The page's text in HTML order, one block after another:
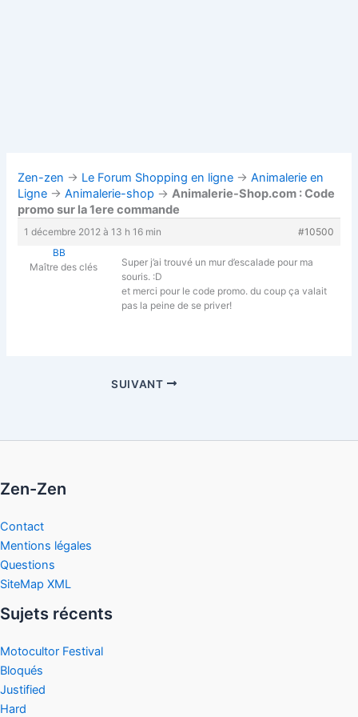
Zen-zen → Le Forum Shopping en ligne →Animalerie en
Ligne →Animalerie-shop →Animalerie-Shop.com : Code
promo sur la 1ere commande
1 décembre 2012 à 13 h 16 min
#10500
BB
Maître des clés
Super j’ai trouvé un mur d’escalade pour ma
souris. :D
et merci pour le code promo. du coup ça valait
pas la peine de se priver!
SUIVANT
Zen-Zen
Contact
Mentions légales
Questions
SiteMap XML
Sujets récents
Motocultor Festival
Bloqués
Justified
Hard